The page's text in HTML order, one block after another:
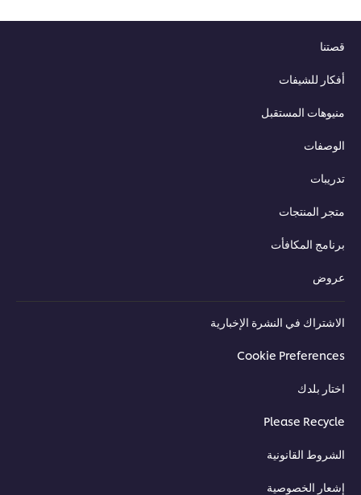
قصتنا
أفكار للشيفات
منيوهات المستقبل
الوصفات
تدريبات
متجر المنتجات
برنامج المكافأت
عروض
الاشتراك في النشرة الإخبارية
Cookie Preferences
اختار بلدك
Please Recycle
الشروط القانونية
إشعار الخصوصية